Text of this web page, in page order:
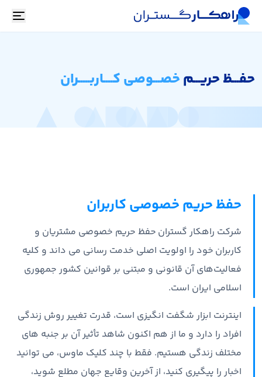
حفـــظ حریـــمخصـــوصی کــــاربـــــران
حفظ حریم خصوصی کاربران
شرکت راهکار گستران حفظ حریم خصوصی مشتریان و
کاربران خود را اولویت اصلی خدمت رسانی می داند و کلیه
فعالیت‌های آن قانونی و مبتنی بر قوانین کشور جمهوری
اسلامی ایران است.
اینترنت ابزار شگفت انگیزی است، قدرت تغییر روش زندگی
افراد را دارد و ما از هم اکنون شاهد تأثیر آن بر جنبه های
مختلف زندگی هستیم. فقط با چند کلیک ماوس، می توانید
اخبار را پیگیری کنید، از آخرین وقایع جهان مطلع شوید،